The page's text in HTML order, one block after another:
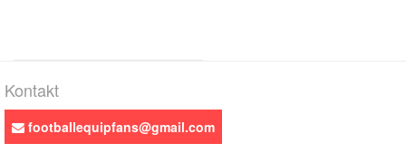
Kontakt
footballequipfans@gmail.com